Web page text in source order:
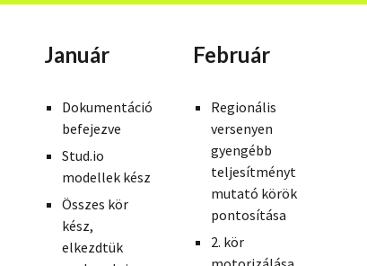
Január
Dokumentáció
befejezve
Stud.io
modellek kész
Összes kör
kész,
elkezdtük
Február
Regionális
versenyen
gyengébb
teljesítményt
mutató körök
pontosítása
2. kör